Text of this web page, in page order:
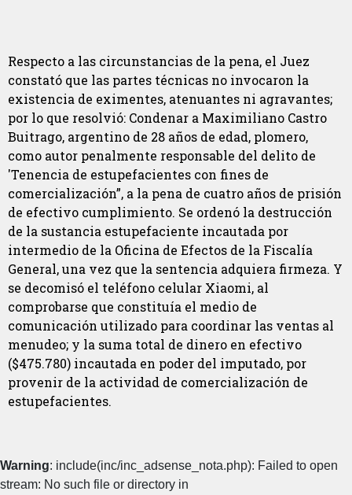
Respecto a las circunstancias de la pena, el Juez
constató que las partes técnicas no invocaron la
existencia de eximentes, atenuantes ni agravantes;
por lo que resolvió: Condenar a Maximiliano Castro
Buitrago, argentino de 28 años de edad, plomero,
como autor penalmente responsable del delito de
'Tenencia de estupefacientes con fines de
comercialización”, a la pena de cuatro años de prisión
de efectivo cumplimiento. Se ordenó la destrucción
de la sustancia estupefaciente incautada por
intermedio de la Oficina de Efectos de la Fiscalía
General, una vez que la sentencia adquiera firmeza. Y
se decomisó el teléfono celular Xiaomi, al
comprobarse que constituía el medio de
comunicación utilizado para coordinar las ventas al
menudeo; y la suma total de dinero en efectivo
($475.780) incautada en poder del imputado, por
provenir de la actividad de comercialización de
estupefacientes.
Warning: include(inc/inc_adsense_nota.php): Failed to open
stream: No such file or directory in